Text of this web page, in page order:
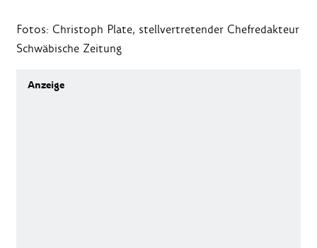
Fotos: Christoph Plate, stellvertretender Chefredakteur
Schwäbische Zeitung